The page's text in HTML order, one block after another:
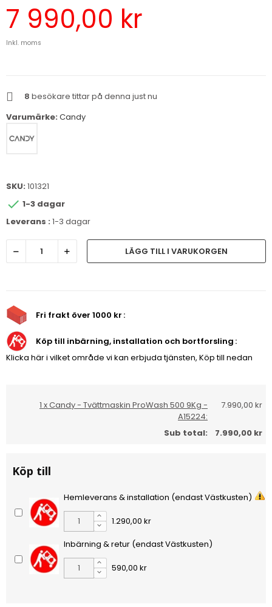
7 990,00 kr
Inkl. moms
8 besökare tittar på denna just nu
Varumärke: Candy
SKU: 101321
 1-3 dagar
Leverans : 1-3 dagar
LÄGG TILL I VARUKORGEN
Fri frakt över 1000 kr
Köp till inbärning, installation och bortforsling
Klicka här i vilket område vi kan erbjuda tjänsten, Köp till nedan
1 x Candy - Tvättmaskin ProWash 500 9Kg -
A15224:
7.990,00 kr
Sub total: 7.990,00 kr
Köp till
Hemleverans & installation (endast Västkusten)
1.290,00 kr
Inbärning & retur (endast Västkusten)
590,00 kr